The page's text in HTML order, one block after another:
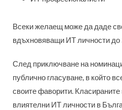
Всеки желаещ може да даде
вдъхновяващи ИТ личности до
След приключване на
публично гласуване, в който
своите фаворити.
влиятелни ИТ личности в